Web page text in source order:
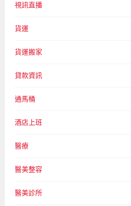
視訊直播
貨運
貨運搬家
貸款資訊
通馬桶
酒店上班
醫療
醫美整容
醫美診所